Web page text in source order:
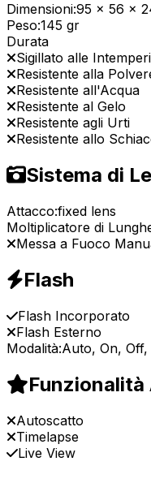
Dimensioni:95 x 56 x
Peso:145 gr
Durata
Sigillato alle
Resistente alla
Resistente all'Acqua
Resistente al Gelo
Resistente agli Urti
Resistente allo
Sistema di
Attacco:fixed lens
Moltiplicatore di
Messa a Fuoco
Flash
Flash Incorporato
Flash Esterno
Modalità:Auto, On,
Autoscatto
Timelapse
Live View